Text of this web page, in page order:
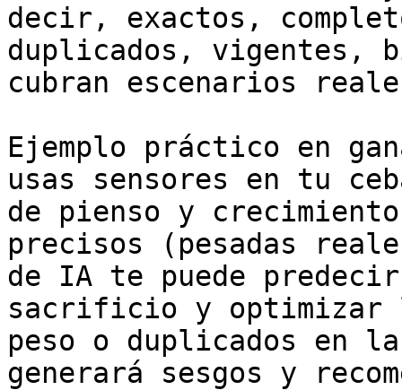
decir, exactos,
duplicados, vigentes,
cubran escenarios
Ejemplo práctico en
usas sensores en tu
de pienso y
precisos (pesadas
de IA te puede
sacrificio y optimizar
peso o duplicados en
generará sesgos y